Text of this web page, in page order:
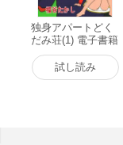
独身アパートどく
だみ荘(1) 電子書籍
試し読み